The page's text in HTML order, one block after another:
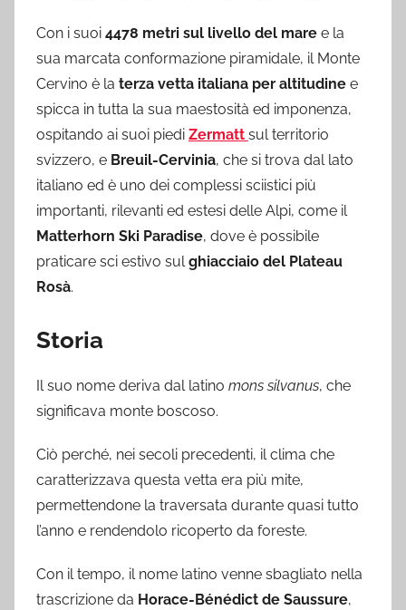
Con i suoi 4478 metri sul livello del mare e la
sua marcata conformazione piramidale, il Monte
Cervino è la terza vetta italiana per altitudine e
spicca in tutta la sua maestosità ed imponenza,
ospitando ai suoi piedi Zermatt sul territorio
svizzero, e Breuil-Cervinia, che si trova dal lato
italiano ed è uno dei complessi sciistici più
importanti, rilevanti ed estesi delle Alpi, come il
Matterhorn Ski Paradise, dove è possibile
praticare sci estivo sul ghiacciaio del Plateau
Rosà.
Storia
Il suo nome deriva dal latino mons silvanus, che
significava monte boscoso.
Ciò perché, nei secoli precedenti, il clima che
caratterizzava questa vetta era più mite,
permettendone la traversata durante quasi tutto
l’anno e rendendolo ricoperto da foreste.
Con il tempo, il nome latino venne sbagliato nella
trascrizione da Horace-Bénédict de Saussure,